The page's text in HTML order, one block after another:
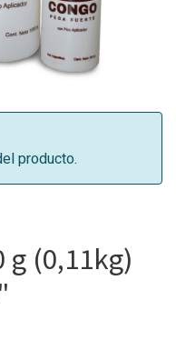
producto.
g (0,11kg)